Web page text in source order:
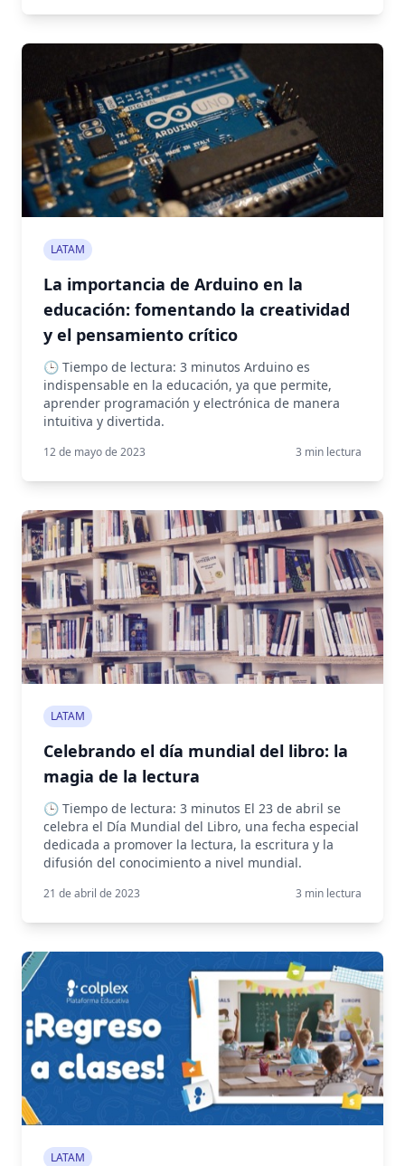
LATAM
La importancia de Arduino en la
educación: fomentando la creatividad
y el pensamiento crítico
🕒 Tiempo de lectura: 3 minutos Arduino es
indispensable en la educación, ya que permite,
aprender programación y electrónica de manera
intuitiva y divertida.
12 de mayo de 2023 3 min lectura
LATAM
Celebrando el día mundial del libro: la
magia de la lectura
🕒 Tiempo de lectura: 3 minutos El 23 de abril se
celebra el Día Mundial del Libro, una fecha especial
dedicada a promover la lectura, la escritura y la
difusión del conocimiento a nivel mundial.
21 de abril de 2023 3 min lectura
LATAM